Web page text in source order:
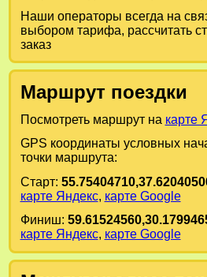
Наши операторы всегда на
выбором тарифа, рассчитать
заказ
Маршрут поездки
Посмотреть маршрут на карте
GPS координаты условных
точки маршрута:
Старт:
карте Яндекс, карте Google
Финиш:
карте Яндекс, карте Google